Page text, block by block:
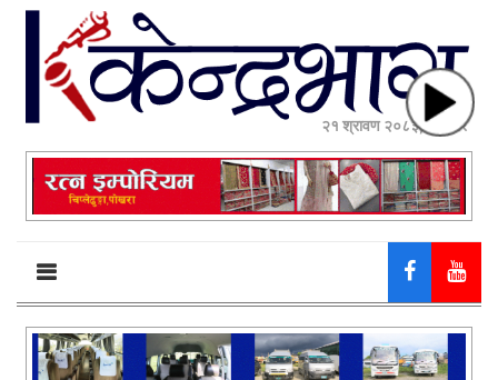
२१ श्रावण २०८३, बिहीबार